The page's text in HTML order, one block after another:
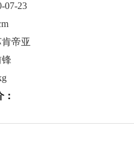
07-23
帝亚